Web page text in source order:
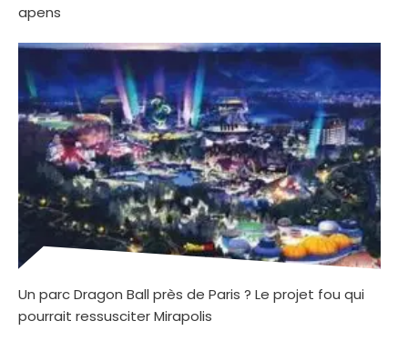
apens
Un parc Dragon Ball près de Paris ? Le projet fou qui
pourrait ressusciter Mirapolis